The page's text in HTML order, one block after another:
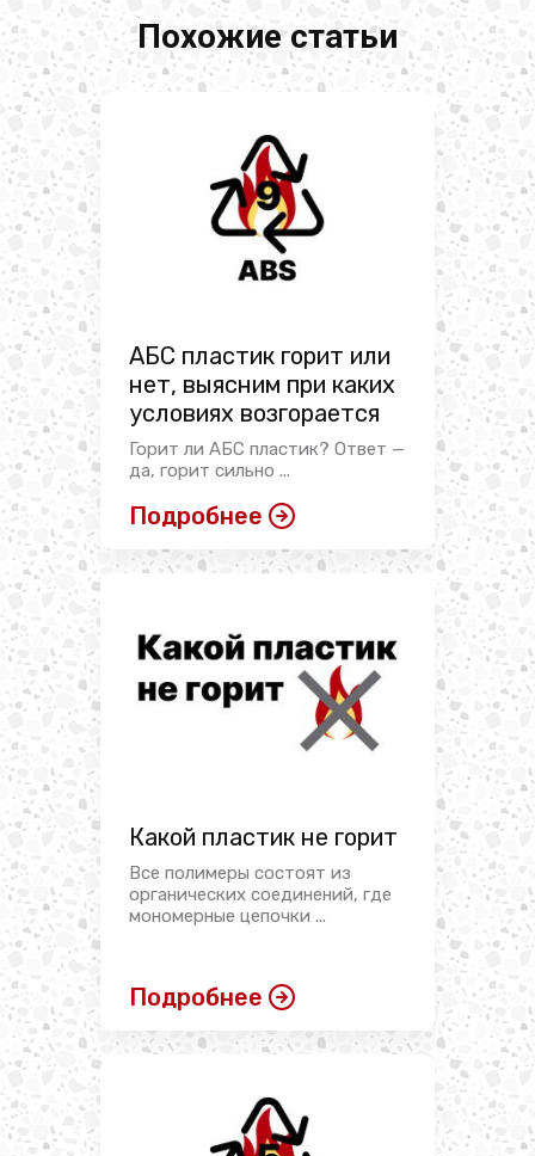
Похожие статьи
АБС пластик горит или
нет, выясним при каких
условиях возгорается
Горит ли АБС пластик? Ответ —
да, горит сильно ...
Подробнее
Какой пластик не горит
Все полимеры состоят из
органических соединений, где
мономерные цепочки ...
Подробнее